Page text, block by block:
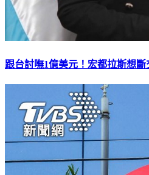
跟台討嘸1億美元！宏都拉斯想